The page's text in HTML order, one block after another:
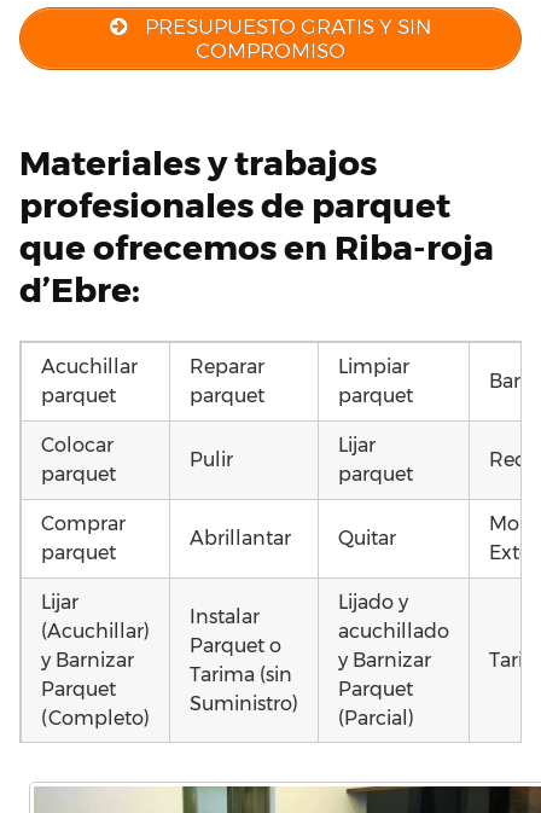
PRESUPUESTO GRATIS Y SIN
COMPROMISO
Materiales y trabajos
profesionales de parquet
que ofrecemos en Riba-roja
d’Ebre:
Acuchillar
parquet
Reparar
parquet
Limpiar
parquet
Colocar
parquet
Pulir
Lijar
parquet
Comprar
parquet
Abrillantar Quitar
Lijar
(Acuchillar)
y Barnizar
Parquet
(Completo)
Instalar
Parquet o
Tarima (sin
Suministro)
Lijado y
acuchillado
y Barnizar
Parquet
(Parcial)
parquet o
parquet o